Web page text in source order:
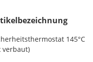
145°C
verbaut)